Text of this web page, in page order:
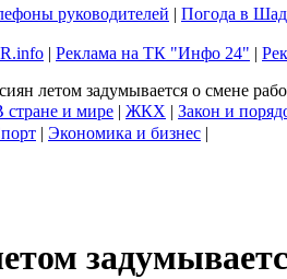
руководителей | Погода в
| Реклама на ТК "Инфо 24" |
летом задумывается о смене
стране и мире | ЖКХ | Закон и
| Экономика и бизнес |